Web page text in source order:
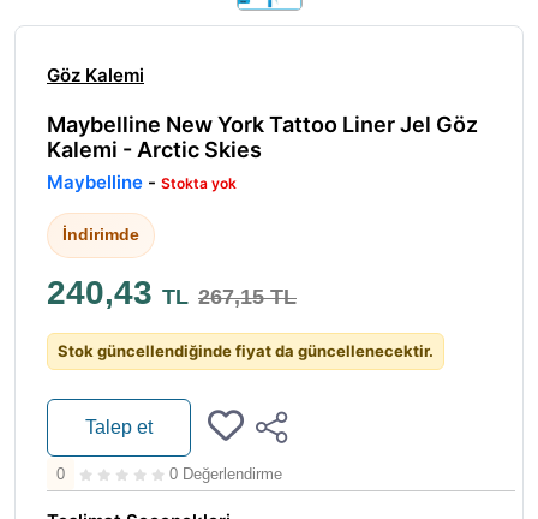
Göz Kalemi
Maybelline New York Tattoo Liner Jel Göz
Kalemi - Arctic Skies
Maybelline - Stokta yok
İndirimde
240,43 TL 267,15 TL
Stok güncellendiğinde fiyat da güncellenecektir.
Talep et
0 0 Değerlendirme